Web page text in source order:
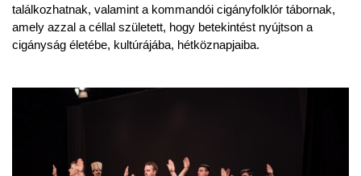
találkozhatnak, valamint a kommandói cigányfolklór tábornak,
amely azzal a céllal született, hogy betekintést nyújtson a
cigányság életébe, kultúrájába, hétköznapjaiba.